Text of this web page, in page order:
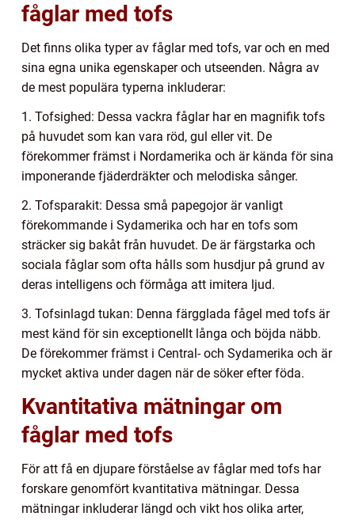
fåglar med tofs
Det finns olika typer av fåglar med tofs, var och en med
sina egna unika egenskaper och utseenden. Några av
de mest populära typerna inkluderar:
1. Tofsighed: Dessa vackra fåglar har en magnifik tofs
på huvudet som kan vara röd, gul eller vit. De
förekommer främst i Nordamerika och är kända för sina
imponerande fjäderdräkter och melodiska sånger.
2. Tofsparakit: Dessa små papegojor är vanligt
förekommande i Sydamerika och har en tofs som
sträcker sig bakåt från huvudet. De är färgstarka och
sociala fåglar som ofta hålls som husdjur på grund av
deras intelligens och förmåga att imitera ljud.
3. Tofsinlagd tukan: Denna färgglada fågel med tofs är
mest känd för sin exceptionellt långa och böjda näbb.
De förekommer främst i Central- och Sydamerika och är
mycket aktiva under dagen när de söker efter föda.
Kvantitativa mätningar om
fåglar med tofs
För att få en djupare förståelse av fåglar med tofs har
forskare genomfört kvantitativa mätningar. Dessa
mätningar inkluderar längd och vikt hos olika arter,